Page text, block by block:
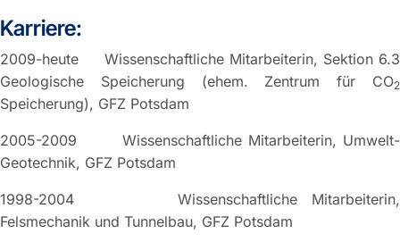
Karriere:
2009-heute Wissenschaftliche Mitarbeiterin, Sektion 6.3
Geologische Speicherung (ehem. Zentrum für CO2
Speicherung), GFZ Potsdam
2005-2009 Wissenschaftliche Mitarbeiterin, Umwelt-
Geotechnik, GFZ Potsdam
1998-2004 Wissenschaftliche Mitarbeiterin,
Felsmechanik und Tunnelbau, GFZ Potsdam